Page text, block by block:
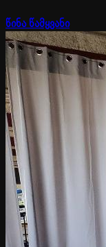
წინა წამყვანი